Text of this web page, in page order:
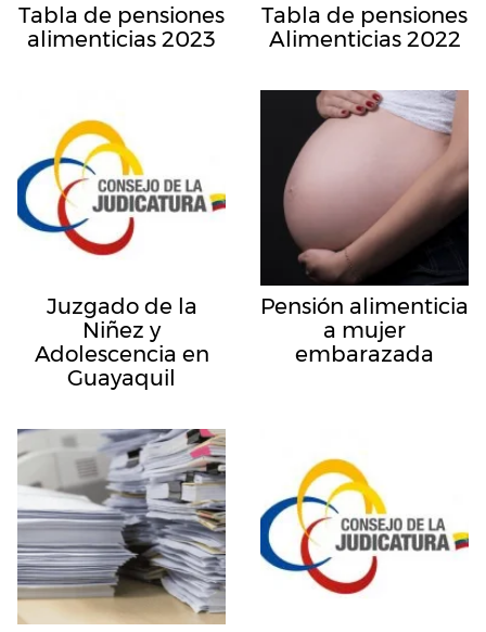
Tabla de pensiones
alimenticias 2023
Tabla de pensiones
Alimenticias 2022
Juzgado de la
Niñez y
Adolescencia en
Guayaquil
Pensión alimenticia
a mujer
embarazada